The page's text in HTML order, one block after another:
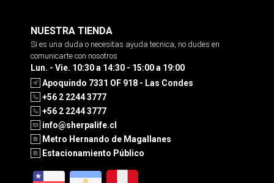
NUESTRA TIENDA
Si es una duda o necesitas ayuda tecnica, no dudes en
comunicarte con nosotros
Lun. - Vie. 10:30 a 14:30 - 15:00 a 19:00
Apoquindo 7331 OF 918 - Las Condes
+56 2 2244 3777
+56 2 2244 3777
info@sherpalife.cl
Metro Hernando de Magallanes
Estacionamiento Público